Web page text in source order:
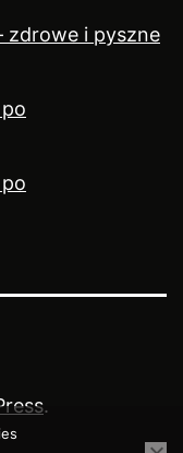
zdrowe i pyszne
.